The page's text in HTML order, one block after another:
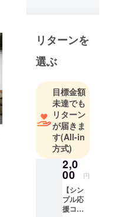
「UEDA
WINE
BUSINESS
し、「千曲
川ワインバ
レー」とし
て今注目さ
れている上
田地域のワ
インをもっ
とPRしよう
ということ
から始まり
リターンを
選ぶ
目標金額
未達でも
リターン
が届きま
す(All-in
方式)
2,0
00 円
【シン
プル応
援コー